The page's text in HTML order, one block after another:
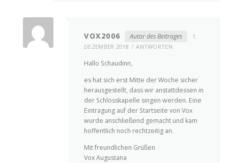
VOX2006 Autor des Beitrages
1.
DEZEMBER 2018
ANTWORTEN
Hallo Schaudinn,
es hat sich erst Mitte der Woche sicher
herausgestellt, dass wir anstattdessen in
der Schlosskapelle singen werden. Eine
Eintragung auf der Startseite von Vox
wurde anschließend gemacht und kam
hoffentlich noch rechtzeitig an.
Mit freundlichen Grüßen
Vox Augustana